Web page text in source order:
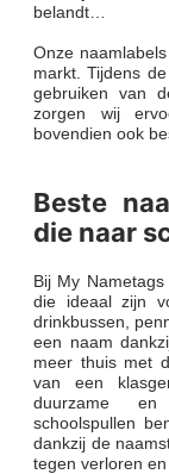
belandt…
Onze
markt. Tijdens
gebruiken van
zorgen wij
bovendien ook
Beste
die naar
Bij My
die ideaal zijn
drinkbussen,
een naam
meer thuis met
van een
duurzame en
schoolspullen
dankzij de
tegen verloren